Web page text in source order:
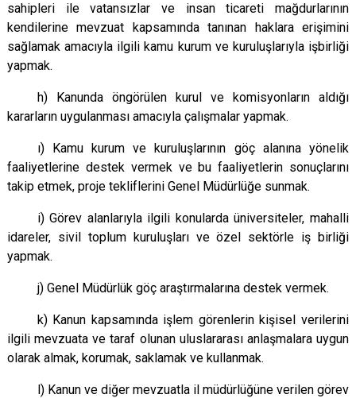
sahipleri ile vatansızlar ve insan ticareti mağdurlarının
kendilerine mevzuat kapsamında tanınan haklara erişimini
sağlamak amacıyla ilgili kamu kurum ve kuruluşlarıyla işbirliği
yapmak.
h) Kanunda öngörülen kurul ve komisyonların aldığı
kararların uygulanması amacıyla çalışmalar yapmak.
ı) Kamu kurum ve kuruluşlarının göç alanına yönelik
faaliyetlerine destek vermek ve bu faaliyetlerin sonuçlarını
takip etmek, proje tekliflerini Genel Müdürlüğe sunmak.
i) Görev alanlarıyla ilgili konularda üniversiteler, mahalli
idareler, sivil toplum kuruluşları ve özel sektörle iş birliği
yapmak.
j) Genel Müdürlük göç araştırmalarına destek vermek.
k) Kanun kapsamında işlem görenlerin kişisel verilerini
ilgili mevzuata ve taraf olunan uluslararası anlaşmalara uygun
olarak almak, korumak, saklamak ve kullanmak.
l) Kanun ve diğer mevzuatla il müdürlüğüne verilen görev